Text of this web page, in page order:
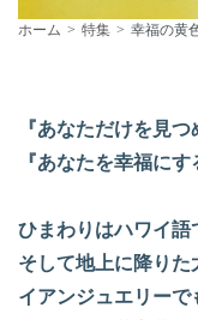
ホーム 特集 幸福の黄
『あなただけを見つ
『あなたを幸福にす
ひまわりはハワイ
そして地上に降り
イアンジュエリーで